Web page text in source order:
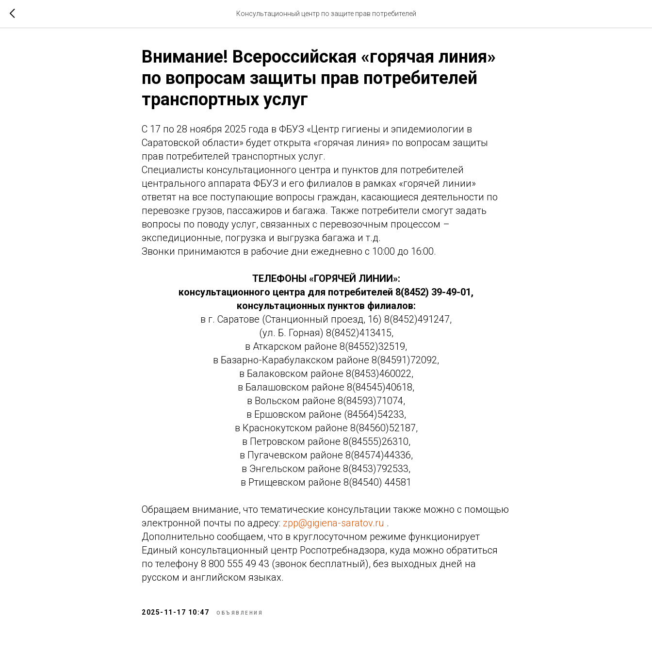
Консультационный центр по защите прав потребителей
Внимание! Всероссийская «горячая линия»
по вопросам защиты прав потребителей
транспортных услуг
C 17 по 28 ноября 2025 года в ФБУЗ «Центр гигиены и эпидемиологии в
Саратовской области» будет открыта «горячая линия» по вопросам защиты
прав потребителей транспортных услуг.
Специалисты консультационного центра и пунктов для потребителей
центрального аппарата ФБУЗ и его филиалов в рамках «горячей линии»
ответят на все поступающие вопросы граждан, касающиеся деятельности по
перевозке грузов, пассажиров и багажа. Также потребители смогут задать
вопросы по поводу услуг, связанных с перевозочным процессом –
экспедиционные, погрузка и выгрузка багажа и т.д.
Звонки принимаются в рабочие дни ежедневно с 10:00 до 16:00.
ТЕЛЕФОНЫ «ГОРЯЧЕЙ ЛИНИИ»:
консультационного центра для потребителей 8(8452) 39-49-01,
консультационных пунктов филиалов:
в г. Саратове (Станционный проезд, 16) 8(8452)491247,
(ул. Б. Горная) 8(8452)413415,
в Аткарском районе 8(84552)32519,
в Базарно-Карабулакском районе 8(84591)72092,
в Балаковском районе 8(8453)460022,
в Балашовском районе 8(84545)40618,
в Вольском районе 8(84593)71074,
в Ершовском районе (84564)54233,
в Краснокутском районе 8(84560)52187,
в Петровском районе 8(84555)26310,
в Пугачевском районе 8(84574)44336,
в Энгельском районе 8(8453)792533,
в Ртищевском районе 8(84540) 44581
Обращаем внимание, что тематические консультации также можно с помощью
электронной почты по адресу: zpp@gigiena-saratov.ru .
Дополнительно сообщаем, что в круглосуточном режиме функционирует
Единый консультационный центр Роспотребнадзора, куда можно обратиться
по телефону 8 800 555 49 43 (звонок бесплатный), без выходных дней на
русском и английском языках.
2025-11-17 10:47 ОБЪЯВЛЕНИЯ